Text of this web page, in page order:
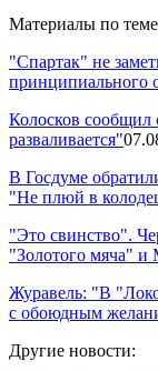
Материалы по
"Спартак" не
принципиального
Колосков сообщил
разваливается"
В Госдуме
"Не плюй в
"Это свинство".
"Золотого мяча" и
Журавель: "В
с обоюдным
Другие новости: